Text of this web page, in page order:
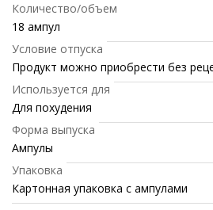
Количество/объем
18 ампул
Условие отпуска
Продукт можно приобрести без
Используется для
Для похудения
Форма выпуска
Ампулы
Упаковка
Картонная упаковка с ампулами